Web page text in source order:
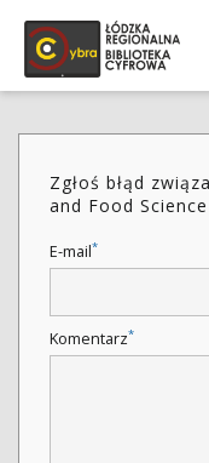
Zgłoś błąd
and Food
E-mail*
Komentarz*